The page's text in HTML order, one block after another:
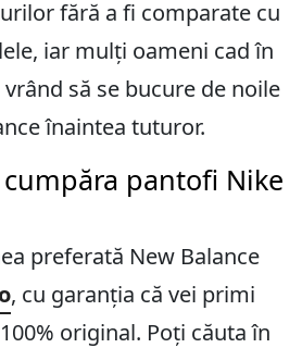
fără a fi comparate cu
iar mulți oameni cad în
să se bucure de noile
înaintea tuturor.
pantofi Nike
preferată New Balance
, cu garanția că vei primi
original. Poți căuta în